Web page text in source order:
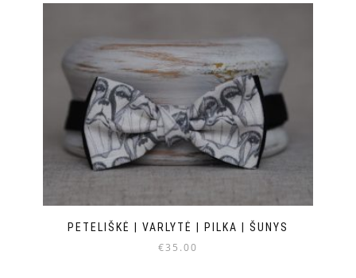
PETELIŠKĖ | VARLYTĖ | PILKA | ŠUNYS
€35.00